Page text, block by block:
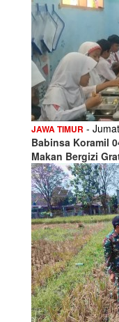
JAWA TIMUR -
Babinsa Koramil
Makan Bergizi